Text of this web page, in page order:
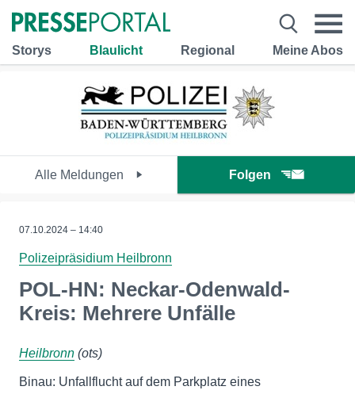
Storys Blaulicht Regional Meine Abos
Alle Meldungen Folgen
07.10.2024 – 14:40
Polizeipräsidium Heilbronn
POL-HN: Neckar-Odenwald-
Kreis: Mehrere Unfälle
Heilbronn (ots)
Binau: Unfallflucht auf dem Parkplatz eines